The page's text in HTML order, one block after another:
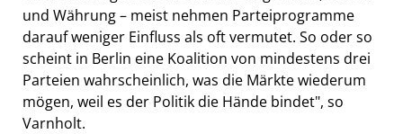
und Währung – meist nehmen Parteiprogramme
darauf weniger Einfluss als oft vermutet. So oder so
scheint in Berlin eine Koalition von mindestens drei
Parteien wahrscheinlich, was die Märkte wiederum
mögen, weil es der Politik die Hände bindet", so
Varnholt.